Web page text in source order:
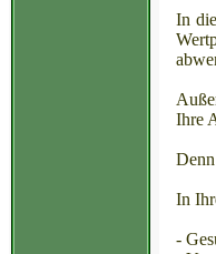
In
Ihre
In
-